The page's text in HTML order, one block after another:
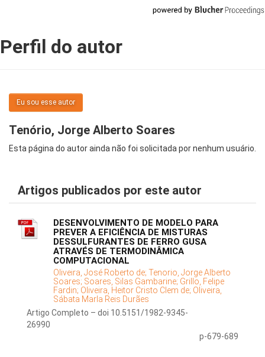
Perfil do autor
Eu sou esse autor
Tenório, Jorge Alberto Soares
Esta página do autor ainda não foi solicitada por nenhum usuário.
Artigos publicados por este autor
DESENVOLVIMENTO DE MODELO PARA
PREVER A EFICIÊNCIA DE MISTURAS
DESSULFURANTES DE FERRO GUSA
ATRAVÉS DE TERMODINÂMICA
COMPUTACIONAL
Oliveira, José Roberto de; Tenorio, Jorge Alberto
Soares; Soares, Silas Gambarine; Grillo, Felipe
Fardin; Oliveira, Heitor Cristo Clem de; Oliveira,
Sábata Marla Reis Durães
Artigo Completo – doi 10.5151/1982-9345-
26990
p-679-689